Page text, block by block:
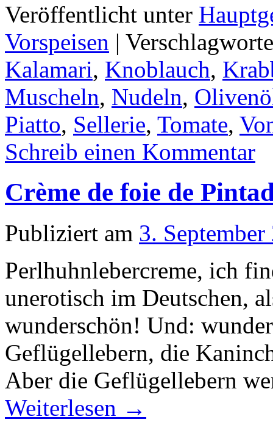
Veröffentlicht unter
Vorspeisen |
Kalamari, Knoblauch,
Muscheln, Nudeln,
Piatto, Sellerie, Tomate,
Schreib einen Kommentar
Crème de foie de
Publiziert am 3. September
Perlhuhnlebercreme, ich
unerotisch im Deutschen,
wunderschön! Und:
Geflügellebern, die
Aber die Geflügellebern
Weiterlesen →